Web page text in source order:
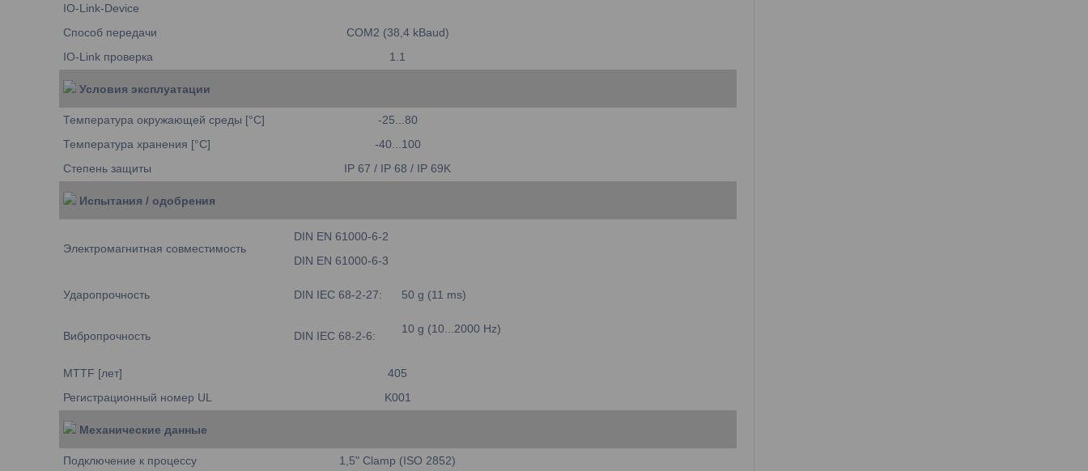
IO-Link-Device
Способ передачи
COM2 (38,4 kBaud)
IO-Link проверка
1.1
Условия эксплуатации
Температура окружающей среды [°C]
-25...80
Температура хранения [°C]
-40...100
Степень защиты
IP 67 / IP 68 / IP 69K
Испытания / одобрения
Электромагнитная совместимость
DIN EN 61000-6-2
DIN EN 61000-6-3
Ударопрочность DIN IEC 68-2-27: 50 g (11 ms)
Вибропрочность DIN IEC 68-2-6:
10 g (10...2000 Hz)
MTTF [лет]
405
Регистрационный номер UL
K001
Механические данные
Подключение к процессу 1,5" Clamp (ISO 2852)